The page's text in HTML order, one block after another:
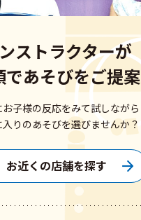
ストラクターが
であそびをご提案
子様の反応をみて試しながら
入りのあそびを選びませんか？
お近くの店舗を探す